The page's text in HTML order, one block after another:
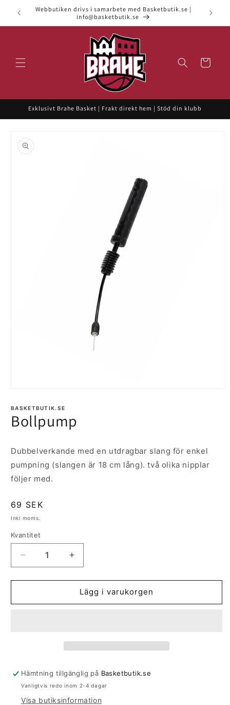
vidare
till
innehåll
Webbutiken drivs i samarbete med Basketbutik.se |
info@basketbutik.se
Varukorg
Exklusivt Brahe Basket | Frakt direkt hem | Stöd din klubb
vidare till
1
i
modalfönster
BASKETBUTIK.SE
Bollpump
Dubbelverkande med en utdragbar slang för enkel
pumpning (slangen är 18 cm lång). två olika nipplar
följer med.
Ordinarie
pris
69 SEK
Inkl moms.
Kvantitet
Kvantitet
Minska
kvantitet
för
Öka
kvantitet
för
Bollpump
Lägg i varukorgen
Hämtning tillgänglig på Basketbutik.se
Vanligtvis redo inom 2-4 dagar
Visa butiksinformation